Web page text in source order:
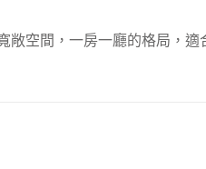
敞空間，一房一廳的格局，